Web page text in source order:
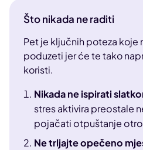
Što nikada ne raditi
Pet je ključnih poteza koje
poduzeti jer će te tako
koristi.
Nikada ne ispirati
stres aktivira preostale
pojačati otpuštanje
Ne trljajte opečeno